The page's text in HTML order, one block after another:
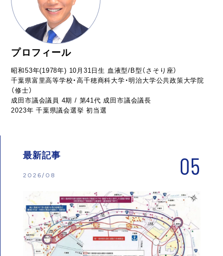
プロフィール
昭和53年(1978年) 10月31日生 血液型/B型（さそり座）
千葉県富里高等学校・高千穂商科大学・明治大学公共政策大学院
（修士）
成田市議会議員 4期 / 第41代 成田市議会議長
2023年 千葉県議会選挙 初当選
最新記事
2026/08 05